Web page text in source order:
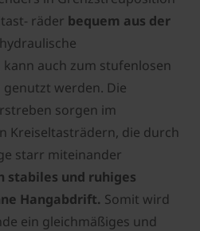
räder bequem aus der
auch zum stufenlosen
werden. Die
sorgen im
Kreiseltasträdern, die durch
starr miteinander
stabiles und ruhiges
Hangabdrift. Somit wird
ein gleichmäßiges und